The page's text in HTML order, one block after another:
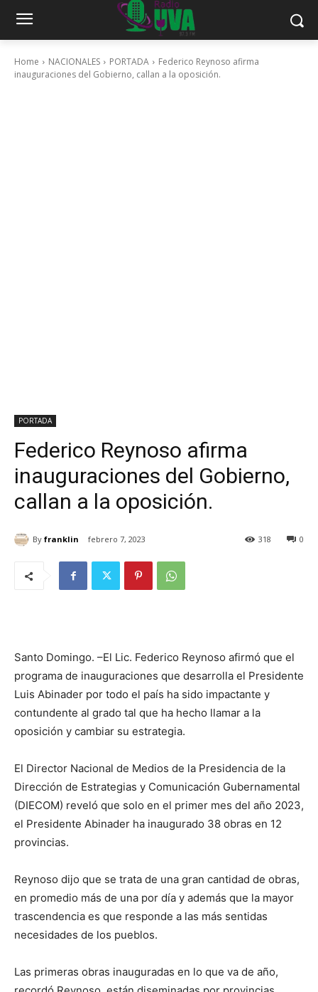
Home NACIONALES PORTADA
Federico Reynoso afirma
inauguraciones del Gobierno, callan a la oposición.
PORTADA
Federico Reynoso afirma
inauguraciones del Gobierno,
callan a la oposición.
By franklin febrero 7, 2023 0
318
Santo Domingo. –El Lic. Federico Reynoso afirmó que el
programa de inauguraciones que desarrolla el Presidente
Luis Abinader por todo el país ha sido impactante y
contundente al grado tal que ha hecho llamar a la
oposición y cambiar su estrategia.
El Director Nacional de Medios de la Presidencia de la
Dirección de Estrategias y Comunicación Gubernamental
(DIECOM) reveló que solo en el primer mes del año 2023,
el Presidente Abinader ha inaugurado 38 obras en 12
provincias.
Reynoso dijo que se trata de una gran cantidad de obras,
en promedio más de una por día y además que la mayor
trascendencia es que responde a las más sentidas
necesidades de los pueblos.
Las primeras obras inauguradas en lo que va de año,